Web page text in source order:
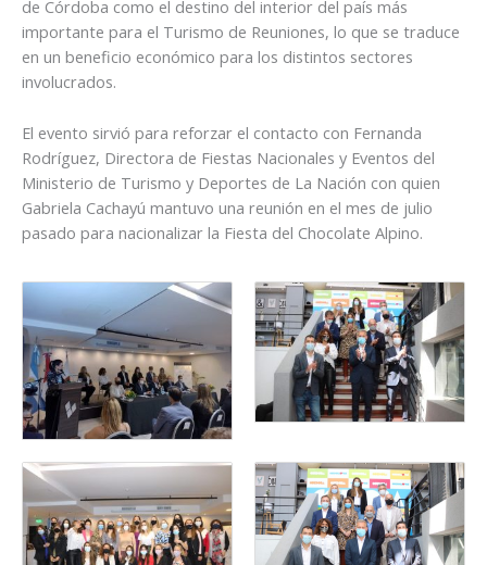
de Córdoba como el destino del interior del país más
importante para el Turismo de Reuniones, lo que se traduce
en un beneficio económico para los distintos sectores
involucrados.
El evento sirvió para reforzar el contacto con Fernanda
Rodríguez, Directora de Fiestas Nacionales y Eventos del
Ministerio de Turismo y Deportes de La Nación con quien
Gabriela Cachayú mantuvo una reunión en el mes de julio
pasado para nacionalizar la Fiesta del Chocolate Alpino.